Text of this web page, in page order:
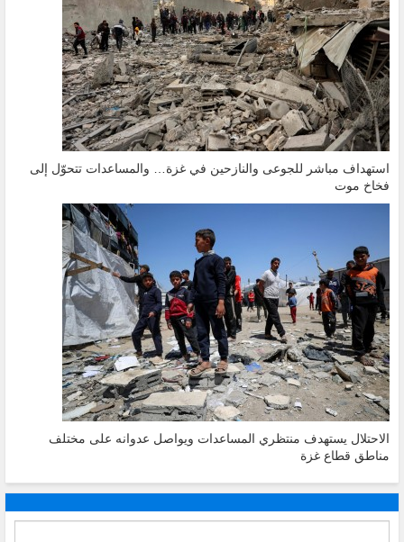
استهداف مباشر للجوعى والنازحين في غزة… والمساعدات تتحوّل إلى
فخاخ موت
الاحتلال يستهدف منتظري المساعدات ويواصل عدوانه على مختلف
مناطق قطاع غزة